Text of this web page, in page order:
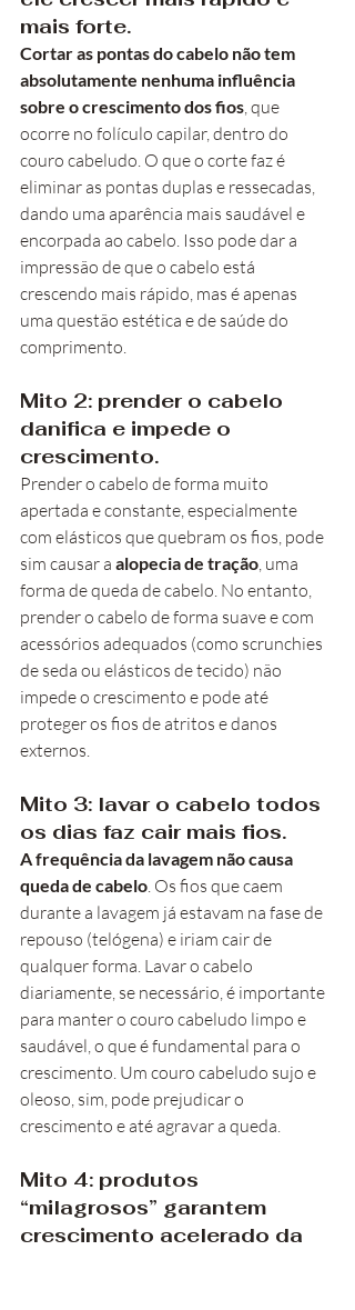
mais forte.
Cortar as pontas do cabelo não tem
absolutamente nenhuma influência
sobre o crescimento dos fios, que
ocorre no folículo capilar, dentro do
couro cabeludo. O que o corte faz é
eliminar as pontas duplas e ressecadas,
dando uma aparência mais saudável e
encorpada ao cabelo. Isso pode dar a
impressão de que o cabelo está
crescendo mais rápido, mas é apenas
uma questão estética e de saúde do
comprimento.
Mito 2: prender o cabelo
danifica e impede o
crescimento.
Prender o cabelo de forma muito
apertada e constante, especialmente
com elásticos que quebram os fios, pode
sim causar a alopecia de tração, uma
forma de queda de cabelo. No entanto,
prender o cabelo de forma suave e com
acessórios adequados (como scrunchies
de seda ou elásticos de tecido) não
impede o crescimento e pode até
proteger os fios de atritos e danos
externos.
Mito 3: lavar o cabelo todos
os dias faz cair mais fios.
A frequência da lavagem não causa
queda de cabelo. Os fios que caem
durante a lavagem já estavam na fase de
repouso (telógena) e iriam cair de
qualquer forma. Lavar o cabelo
diariamente, se necessário, é importante
para manter o couro cabeludo limpo e
saudável, o que é fundamental para o
crescimento. Um couro cabeludo sujo e
oleoso, sim, pode prejudicar o
crescimento e até agravar a queda.
Mito 4: produtos
“milagrosos” garantem
crescimento acelerado da